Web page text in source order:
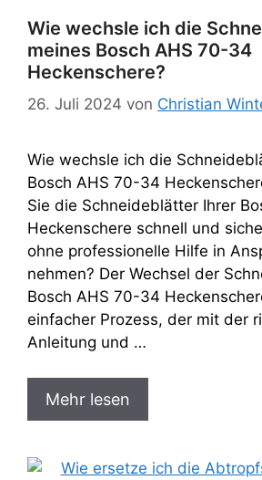
Wie wechsle ich die
meines Bosch AHS 70-34
Heckenschere?
26. Juli 2024 von Christian
Wie wechsle ich die
Bosch AHS 70-34
Sie die Schneideblätter Ihrer
Heckenschere schnell und
ohne professionelle Hilfe in
nehmen? Der Wechsel der
Bosch AHS 70-34
einfacher Prozess, der mit der
Anleitung und …
Mehr lesen